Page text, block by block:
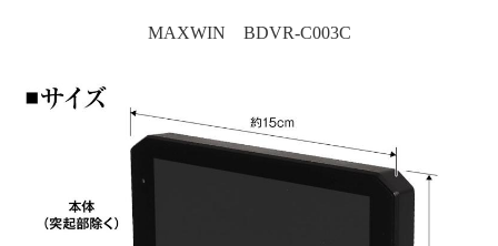
MAXWIN BDVR-C003C